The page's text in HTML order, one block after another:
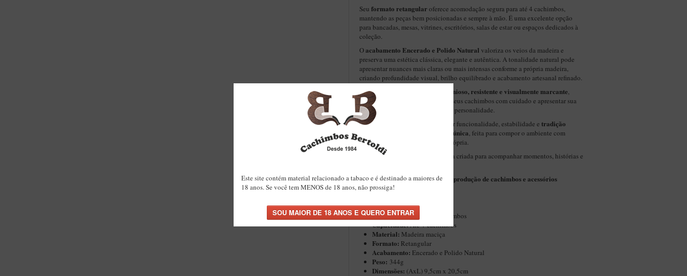
Seu formato retangular oferece acomodação segura para até 4 cachimbos,
mantendo as peças bem posicionadas e sempre à mão. É uma excelente opção
para bancadas, mesas, vitrines, escritórios, salas de estar ou espaços dedicados à
coleção.
Oacabamento Encerado e Polido Natural valoriza os veios da madeira e
preserva uma estética clássica, elegante e autêntica. A tonalidade natural pode
apresentar nuances mais claras ou mais intensas conforme a própria madeira,
criando profundidade visual, brilho equilibrado e acabamento artesanal refinado.
O resultado é um suporte harmonioso, resistente e visualmente marcante,
ideal para quem deseja organizar seus cachimbos com cuidado e apresentar sua
coleção com mais beleza, ordem e personalidade.
Cada detalhe foi pensado para unir funcionalidade, estabilidade e tradição
artesanal Bertoldi em uma peça única, feita para compor o ambiente com
charme, equilíbrio e identidade própria.
Mais do que um suporte, uma peça criada para acompanhar momentos, histórias e
Bertoldi. Tradição brasileira na produção de cachimbos e acessórios
artesanais desde 1984.
Produto:Suporte para Cachimbos
Capacidade:Até 4 cachimbos
Material: Madeira maciça
Formato: Retangular
Acabamento: Encerado e Polido Natural
Peso: 344g
Dimensões: (AxL) 9,5cm x 20,5cm
Este site contém material relacionado a tabaco e é destinado a maiores de
18 anos. Se você tem MENOS de 18 anos, não prossiga!